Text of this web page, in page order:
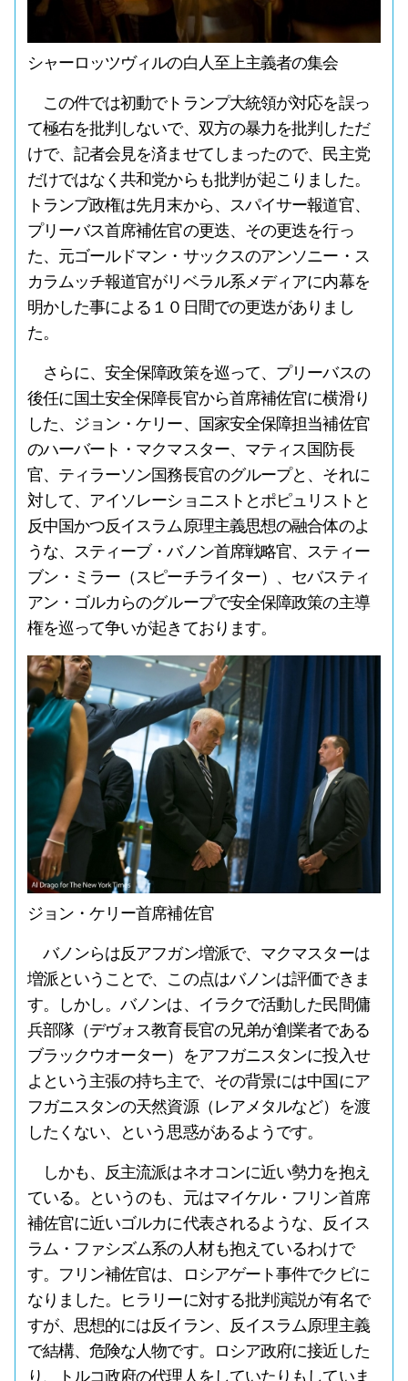
シャーロッツヴィルの白人至上主義者の集会
この件では初動でトランプ大統領が対応を誤っ
て極右を批判しないで、双方の暴力を批判しただ
けで、記者会見を済ませてしまったので、民主党
だけではなく共和党からも批判が起こりました。
トランプ政権は先月末から、スパイサー報道官、
プリーバス首席補佐官の更迭、その更迭を行っ
た、元ゴールドマン・サックスのアンソニー・ス
カラムッチ報道官がリベラル系メディアに内幕を
明かした事による１０日間での更迭がありまし
た。
さらに、安全保障政策を巡って、プリーバスの
後任に国土安全保障長官から首席補佐官に横滑り
した、ジョン・ケリー、国家安全保障担当補佐官
のハーバート・マクマスター、マティス国防長
官、ティラーソン国務長官のグループと、それに
対して、アイソレーショニストとポピュリストと
反中国かつ反イスラム原理主義思想の融合体のよ
うな、スティーブ・バノン首席戦略官、スティー
ブン・ミラー（スピーチライター）、セバスティ
アン・ゴルカらのグループで安全保障政策の主導
権を巡って争いが起きております。
ジョン・ケリー首席補佐官
バノンらは反アフガン増派で、マクマスターは
増派ということで、この点はバノンは評価できま
す。しかし。バノンは、イラクで活動した民間傭
兵部隊（デヴォス教育長官の兄弟が創業者である
ブラックウオーター）をアフガニスタンに投入せ
よという主張の持ち主で、その背景には中国にア
フガニスタンの天然資源（レアメタルなど）を渡
したくない、という思惑があるようです。
しかも、反主流派はネオコンに近い勢力を抱え
ている。というのも、元はマイケル・フリン首席
補佐官に近いゴルカに代表されるような、反イス
ラム・ファシズム系の人材も抱えているわけで
す。フリン補佐官は、ロシアゲート事件でクビに
なりました。ヒラリーに対する批判演説が有名で
すが、思想的には反イラン、反イスラム原理主義
で結構、危険な人物です。ロシア政府に接近した
り、トルコ政府の代理人をしていたりもしていま